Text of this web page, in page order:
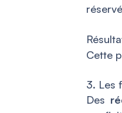
Cette
3. Les
Des